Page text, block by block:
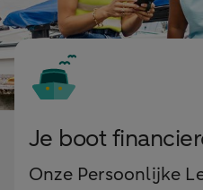
Je boot
Onze Persoonlijke